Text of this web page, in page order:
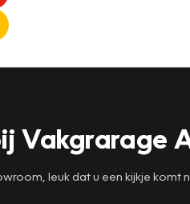
Vakgrarage
leuk dat u een kijkje